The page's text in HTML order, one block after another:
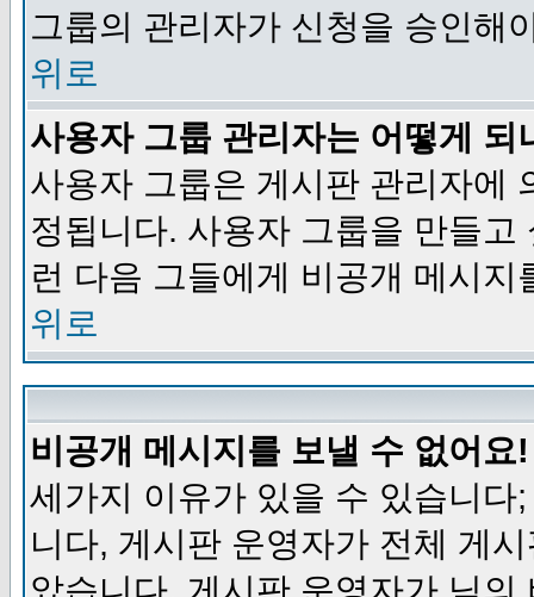
그룹의 관리자가 신청을 승인해
위로
사용자 그룹 관리자는 어떻게 되
사용자 그룹은 게시판 관리자에
정됩니다. 사용자 그룹을 만들
런 다음 그들에게 비공개 메시지
위로
비공개 메시지를 보낼 수 없어요!
세가지 이유가 있을 수 있습니
니다, 게시판 운영자가 전체 게